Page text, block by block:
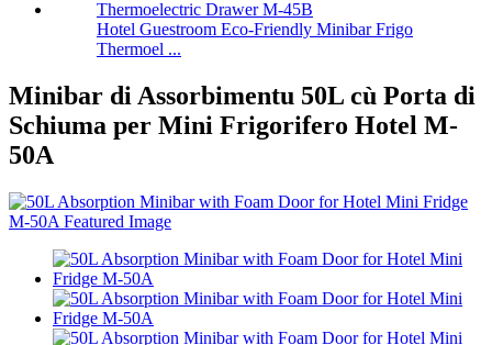
Hotel Guestroom Eco-Friendly Minibar Frigo
Thermoel ...
Minibar di Assorbimentu 50L cù Porta di
Schiuma per Mini Frigorifero Hotel M-
50A